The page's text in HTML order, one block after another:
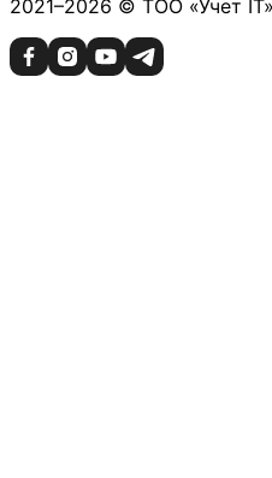
2021–2026 © ТОО «Учет